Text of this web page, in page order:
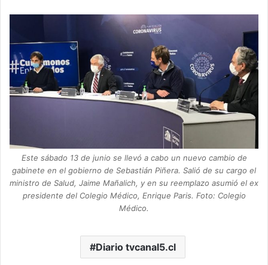
Este sábado 13 de junio se llevó a cabo un nuevo cambio de
gabinete en el gobierno de Sebastián Piñera. Salió de su cargo el
ministro de Salud, Jaime Mañalich, y en su reemplazo asumió el ex
presidente del Colegio Médico, Enrique Paris. Foto: Colegio
Médico.
Diario tvcanal5.cl